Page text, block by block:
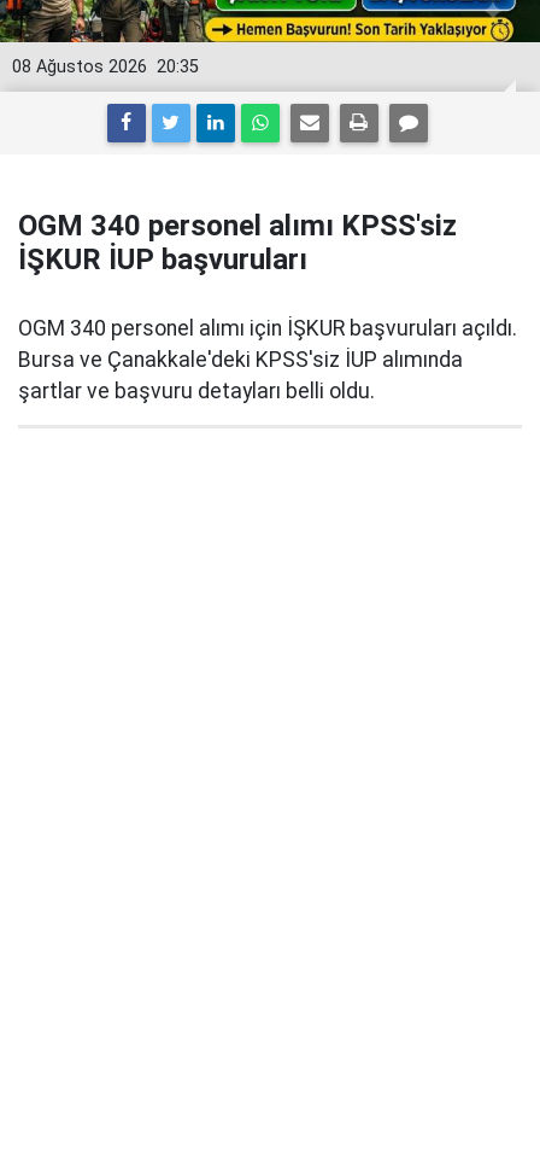
20:35
08 Ağustos 2026
OGM 340 personel alımı KPSS'siz
İŞKUR İUP başvuruları
OGM 340 personel alımı için İŞKUR başvuruları açıldı.
Bursa ve Çanakkale'deki KPSS'siz İUP alımında
şartlar ve başvuru detayları belli oldu.